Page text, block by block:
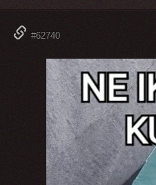
#62740